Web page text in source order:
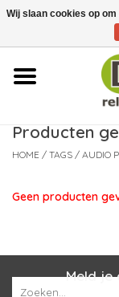
Over ons
Contact
Nieuws
Producten
HOME / TAGS / AUDIO
Geen producten
Meld je
Wij slaan cookies op